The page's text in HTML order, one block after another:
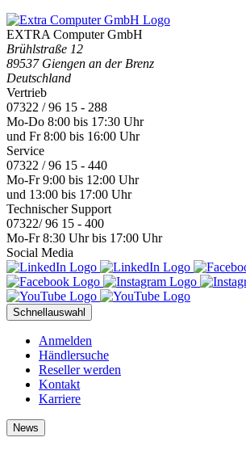
EXTRA Computer GmbH
Brühlstraße 12
89537 Giengen an der Brenz
Deutschland
Vertrieb
07322 / 96 15 - 288
Mo-Do 8:00 bis 17:30 Uhr
und Fr 8:00 bis 16:00 Uhr
Service
07322 / 96 15 - 440
Mo-Fr 9:00 bis 12:00 Uhr
und 13:00 bis 17:00 Uhr
Technischer Support
07322/ 96 15 - 400
Mo-Fr 8:30 Uhr bis 17:00 Uhr
Social Media
Schnellauswahl
Anmelden
Händlersuche
Reseller werden
Kontakt
Karriere
News